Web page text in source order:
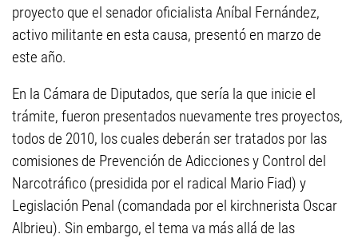
proyecto que el senador oficialista Aníbal Fernández,
activo militante en esta causa, presentó en marzo de
este año.
En la Cámara de Diputados, que sería la que inicie el
trámite, fueron presentados nuevamente tres proyectos,
todos de 2010, los cuales deberán ser tratados por las
comisiones de Prevención de Adicciones y Control del
Narcotráfico (presidida por el radical Mario Fiad) y
Legislación Penal (comandada por el kirchnerista Oscar
Albrieu). Sin embargo, el tema va más allá de las